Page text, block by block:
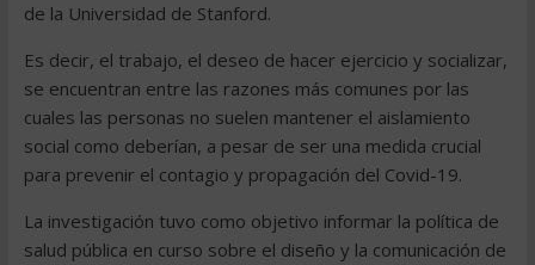
de la Universidad de Stanford.
Es decir, el trabajo, el deseo de hacer ejercicio y socializar,
se encuentran entre las razones más comunes por las
cuales las personas no suelen mantener el aislamiento
social como deberían, a pesar de ser una medida crucial
para prevenir el contagio y propagación del Covid-19.
La investigación tuvo como objetivo informar la política de
salud pública en curso sobre el diseño y la comunicación de